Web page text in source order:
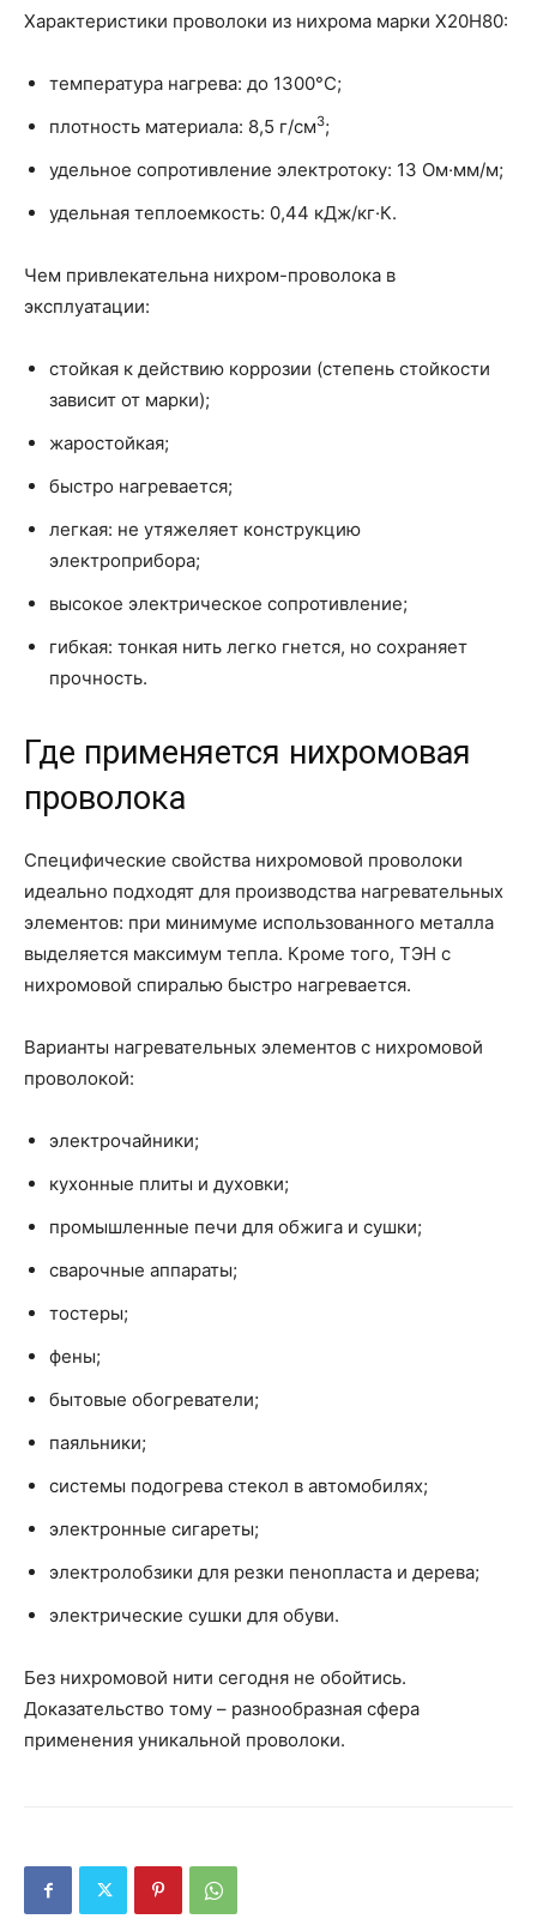
Характеристики проволоки из нихрома марки Х20Н80:
температура нагрева: до 1300°С;
плотность материала: 8,5 г/см3;
удельное сопротивление электротоку: 13 Ом·мм/м;
удельная теплоемкость: 0,44 кДж/кг·К.
Чем привлекательна нихром-проволока в
эксплуатации:
стойкая к действию коррозии (степень стойкости
зависит от марки);
жаростойкая;
быстро нагревается;
легкая: не утяжеляет конструкцию
электроприбора;
высокое электрическое сопротивление;
гибкая: тонкая нить легко гнется, но сохраняет
прочность.
Где применяется нихромовая
проволока
Специфические свойства нихромовой проволоки
идеально подходят для производства нагревательных
элементов: при минимуме использованного металла
выделяется максимум тепла. Кроме того, ТЭН с
нихромовой спиралью быстро нагревается.
Варианты нагревательных элементов с нихромовой
проволокой:
электрочайники;
кухонные плиты и духовки;
промышленные печи для обжига и сушки;
сварочные аппараты;
тостеры;
фены;
бытовые обогреватели;
паяльники;
системы подогрева стекол в автомобилях;
электронные сигареты;
электролобзики для резки пенопласта и дерева;
электрические сушки для обуви.
Без нихромовой нити сегодня не обойтись.
Доказательство тому – разнообразная сфера
применения уникальной проволоки.